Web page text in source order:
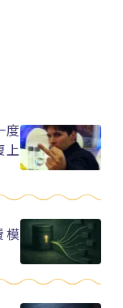
度
上
模